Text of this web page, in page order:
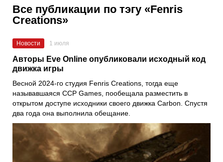
Все публикации по тэгу «Fenris
Creations»
Новости 1 июля
Авторы Eve Online опубликовали исходный код
движка игры
Весной 2024-го студия Fenris Creations, тогда еще
называвшаяся CCP Games, пообещала разместить в
открытом доступе исходники своего движка Carbon. Спустя
два года она выполнила обещание.